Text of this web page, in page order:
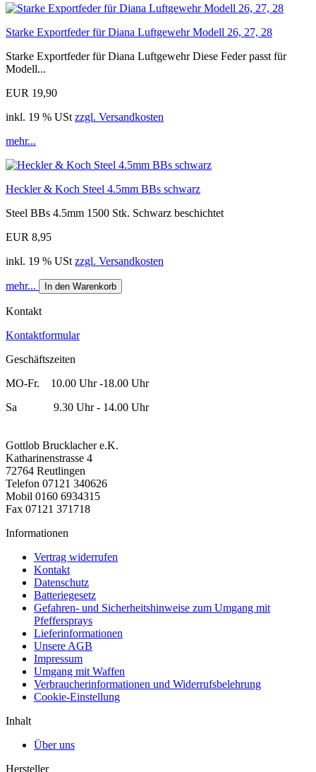
Starke Exportfeder für Diana Luftgewehr Modell 26, 27, 28
Starke Exportfeder für Diana Luftgewehr Diese Feder passt für
Modell...
EUR 19,90
inkl. 19 % USt zzgl. Versandkosten
mehr...
Heckler & Koch Steel 4.5mm BBs schwarz
Steel BBs 4.5mm 1500 Stk. Schwarz beschichtet
EUR 8,95
inkl. 19 % USt zzgl. Versandkosten
mehr... In den Warenkorb
Kontakt
Kontaktformular
Geschäftszeiten
MO-Fr. 10.00 Uhr -18.00 Uhr
Sa 9.30 Uhr - 14.00 Uhr
Gottlob Brucklacher e.K.
Katharinenstrasse 4
72764 Reutlingen
Telefon 07121 340626
Mobil 0160 6934315
Fax 07121 371718
Informationen
Vertrag widerrufen
Kontakt
Datenschutz
Batteriegesetz
Gefahren- und Sicherheitshinweise zum Umgang mit
Pfeffersprays
Lieferinformationen
Unsere AGB
Impressum
Umgang mit Waffen
Verbraucherinformationen und Widerrufsbelehrung
Cookie-Einstellung
Inhalt
Über uns
Hersteller